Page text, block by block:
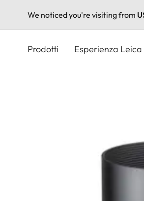
We noticed you're visiting from
Prodotti Esperienza Leica